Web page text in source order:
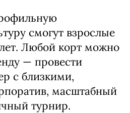
смогут взрослые
Любой корт можно
— провести
с близкими,
масштабный
турнир.